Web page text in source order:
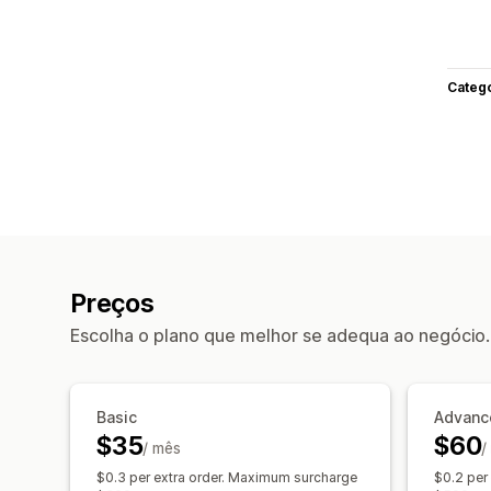
Preços
Escolha o plano que melhor se adequa ao negócio.
Basic
$35/ mês
$0.3 per extra order. Maximum surcharge
$60/
$0.2 per